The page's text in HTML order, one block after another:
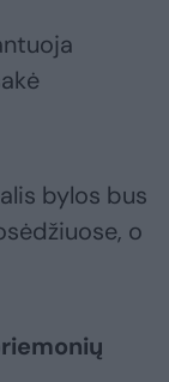
bylos bus
o